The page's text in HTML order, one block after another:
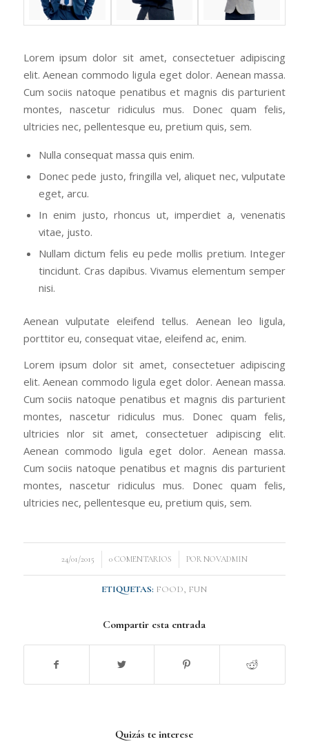
Lorem ipsum dolor sit amet, consectetuer adipiscing
elit. Aenean commodo ligula eget dolor. Aenean massa.
Cum sociis natoque penatibus et magnis dis parturient
montes, nascetur ridiculus mus. Donec quam felis,
ultricies nec, pellentesque eu, pretium quis, sem.
Nulla consequat massa quis enim.
Donec pede justo, fringilla vel, aliquet nec, vulputate
eget, arcu.
In enim justo, rhoncus ut, imperdiet a, venenatis
vitae, justo.
Nullam dictum felis eu pede mollis pretium. Integer
tincidunt. Cras dapibus. Vivamus elementum semper
nisi.
Aenean vulputate eleifend tellus. Aenean leo ligula,
porttitor eu, consequat vitae, eleifend ac, enim.
Lorem ipsum dolor sit amet, consectetuer adipiscing
elit. Aenean commodo ligula eget dolor. Aenean massa.
Cum sociis natoque penatibus et magnis dis parturient
montes, nascetur ridiculus mus. Donec quam felis,
ultricies nlor sit amet, consectetuer adipiscing elit.
Aenean commodo ligula eget dolor. Aenean massa.
Cum sociis natoque penatibus et magnis dis parturient
montes, nascetur ridiculus mus. Donec quam felis,
ultricies nec, pellentesque eu, pretium quis, sem.
24/01/2015 0 COMENTARIOS
/ POR NOVADMIN
ETIQUETAS: FOOD, FUN
Compartir esta entrada
Quizás te interese